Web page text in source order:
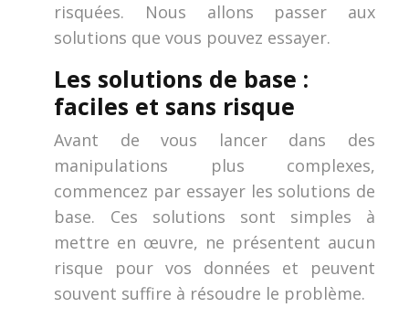
risquées. Nous allons passer aux
solutions que vous pouvez essayer.
Les solutions de base :
faciles et sans risque
Avant de vous lancer dans des
manipulations plus complexes,
commencez par essayer les solutions de
base. Ces solutions sont simples à
mettre en œuvre, ne présentent aucun
risque pour vos données et peuvent
souvent suffire à résoudre le problème.